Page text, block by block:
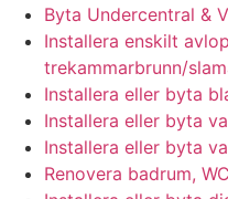
Byta Undercentral &
Installera enskilt
trekammarbrunn/
Installera eller byta
Installera eller byta
Installera eller byta
Renovera badrum,